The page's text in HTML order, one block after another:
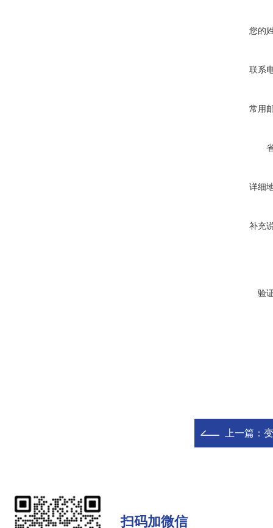
您的
联系
常用
详细
补充
验
上一篇：
扫码加微信